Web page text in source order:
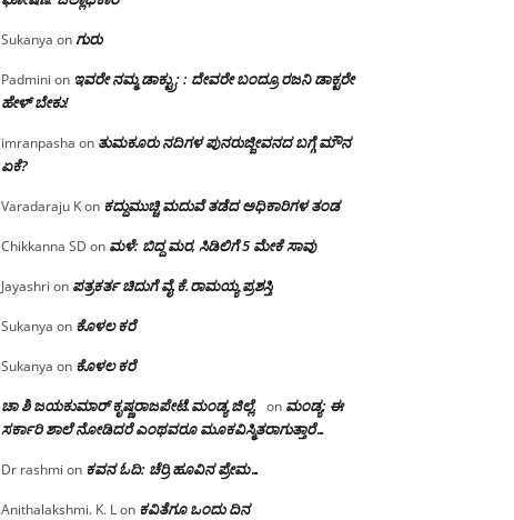
Sukanya onಗುರು
Padmini on ಇವರೇ ನಮ್ಮ ಡಾಕ್ಟ್ರು; : ದೇವರೇ ಬಂದ್ರೂ ರಜನಿ ಡಾಕ್ಟರೇ
ಹೇಳ್ ಬೇಕು!
imranpasha on ತುಮಕೂರು ನದಿಗಳ ಪುನರುಜ್ಜೀವನದ ಬಗ್ಗೆ ಮೌನ
ಏಕೆ?
Varadaraju Kon ಕದ್ದುಮುಚ್ಚಿ ಮದುವೆ ತಡೆದ ಅಧಿಕಾರಿಗಳ ತಂಡ
Chikkanna SD on ಮಳೆ: ಬಿದ್ದ ಮರ, ಸಿಡಿಲಿಗೆ 5 ಮೇಕೆ ಸಾವು
Jayashri on ಪತ್ರಕರ್ತ ಚಿದುಗೆ ವೈ.ಕೆ.ರಾಮಯ್ಯ ಪ್ರಶಸ್ತಿ
Sukanya on ಕೊಳಲ ಕರೆ
Sukanya on ಕೊಳಲ ಕರೆ
ಚಾ ಶಿ ಜಯಕುಮಾರ್ ಕೃಷ್ಣರಾಜಪೇಟೆ.ಮಂಡ್ಯ ಜಿಲ್ಲೆ. on ಮಂಡ್ಯ: ಈ
ಸರ್ಕಾರಿ ಶಾಲೆ ನೋಡಿದರೆ ಎಂಥವರೂ ಮೂಕವಿಸ್ಮಿತರಾಗುತ್ತಾರೆ…
Dr rashmi on ಕವನ ಓದಿ: ಚೆರ್ರಿ ಹೂವಿನ ಪ್ರೇಮ…
Anithalakshmi. K. Lon ಕವಿತೆಗೂ ಒಂದು ದಿನ